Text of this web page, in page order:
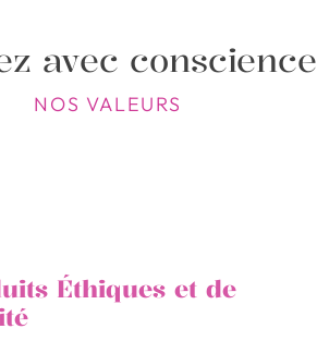
avec conscience
NOS VALEURS
Éthiques et de